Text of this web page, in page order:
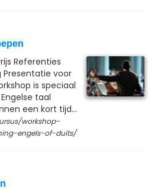
Referenties
voor
is speciaal
taal
een kort tijd...
workshop-
engels-of-duits/